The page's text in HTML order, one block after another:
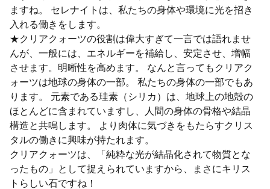
ますね。 セレナイトは、私たちの身体や環境に光を招き
入れる働きをします。
★クリアクォーツの役割は偉大すぎて一言では語れませ
んが、一般には、エネルギーを補給し、安定させ、増幅
させます。明晰性を高めます。 なんと言ってもクリアク
ォーツは地球の身体の一部。 私たちの身体の一部でもあ
ります。 元素である珪素（シリカ）は、地球上の地殻の
ほとんどに含まれていますし、人間の身体の骨格や結晶
構造と共鳴します。 より肉体に気づきをもたらすクリス
タルの働きに興味が持たれます。
クリアクォーツは、「純粋な光が結晶化されて物質とな
ったもの」として捉えられていますから、まさにキリス
トらしい石ですね！